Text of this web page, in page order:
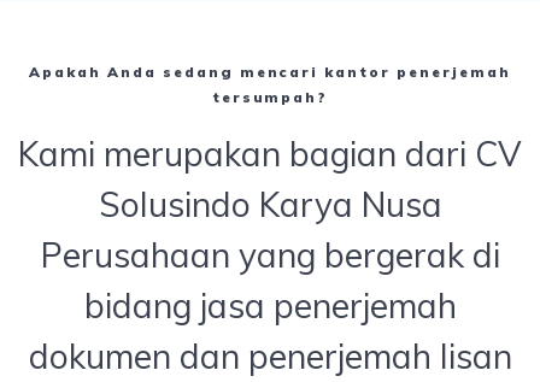
Apakah Anda sedang mencari kantor penerjemah
tersumpah?
Kami merupakan bagian dari CV
Solusindo Karya Nusa
Perusahaan yang bergerak di
bidang jasa penerjemah
dokumen dan penerjemah lisan